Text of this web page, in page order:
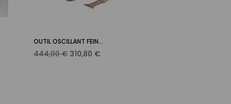
Ajouter au panier
OUTIL OSCILLANT FEIN...
Prix
444,00 € Prix
310,80 €